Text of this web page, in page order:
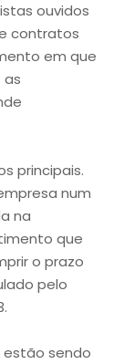
ouvidos
contratos
em que
as
principais.
num
na
que
o prazo
pelo
estão sendo